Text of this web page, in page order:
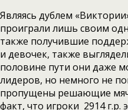
Являясь дублем
проиграли лишь своим
также получившие
и девочек, также
половине пути они даже
лидеров, но немного не
пропущены решающие
факт, что игроки 2914 г.р.